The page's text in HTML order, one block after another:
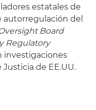
estatales de
del
Board
Regulatory
investigaciones
de EE.UU.